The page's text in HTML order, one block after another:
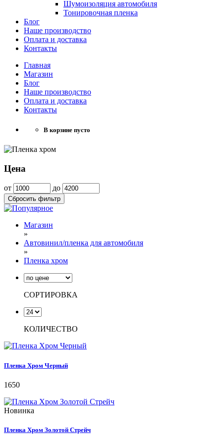
Шумоизоляция автомобиля
Тонировочная пленка
Блог
Наше производство
Оплата и доставка
Контакты
Главная
Магазин
Блог
Наше производство
Оплата и доставка
Контакты
В корзине пусто
Цена
от до
Сбросить фильтр
Магазин
»
Автовинил/пленка для автомобиля
»
Пленка хром
СОРТИРОВКА
КОЛИЧЕСТВО
Пленка Хром Черный
1650
Новинка
Пленка Хром Золотой Стрейч